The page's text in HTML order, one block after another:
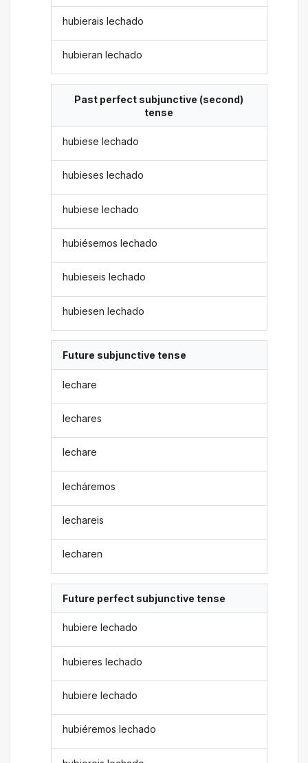
hubierais lechado
hubieran lechado
Past perfect subjunctive (second)
tense
hubiese lechado
hubieses lechado
hubiese lechado
hubiésemos lechado
hubieseis lechado
hubiesen lechado
Future subjunctive tense
lechare
lechares
lechare
lecháremos
lechareis
lecharen
Future perfect subjunctive tense
hubiere lechado
hubieres lechado
hubiere lechado
hubiéremos lechado